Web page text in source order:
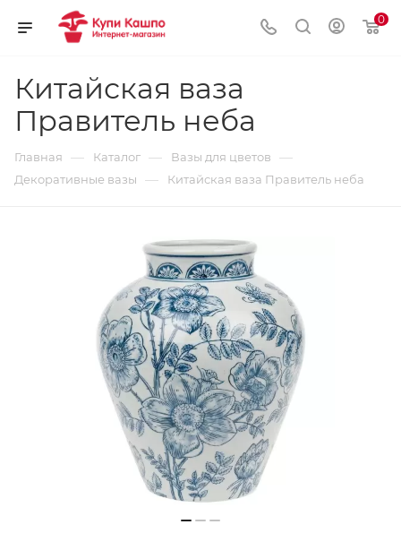
0
Китайская ваза
Правитель неба
Главная — Каталог — Вазы для цветов —
Декоративные вазы — Китайская ваза Правитель неба